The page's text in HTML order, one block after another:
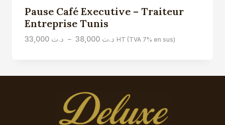
Pause Café Executive – Traiteur
Entreprise Tunis
د.ت 33,000 – د.ت 38,000
Plage
HT (TVA 7% en sus)